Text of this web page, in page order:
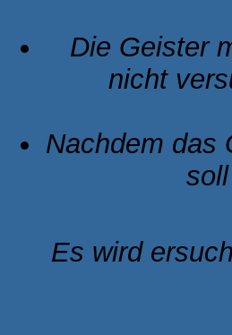
Die Geister
nicht
Nachdem das
Es wird